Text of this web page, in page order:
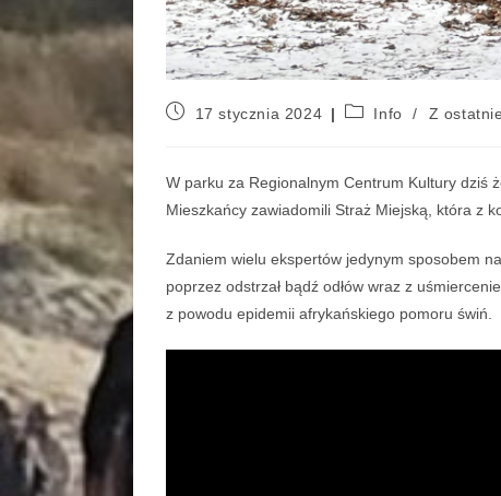
17 stycznia 2024 Info / Z
W parku za Regionalnym Centrum Kultury dziś
Mieszkańcy zawiadomili Straż Miejską, która z
Zdaniem wielu ekspertów jedynym sposobem
poprzez odstrzał bądź odłów wraz z
z powodu epidemii afrykańskiego pomoru świń.